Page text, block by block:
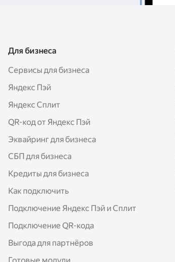
Для бизнеса
Сервисы для бизнеса
Яндекс Пэй
Яндекс Сплит
QR-код от Яндекс Пэй
Эквайринг для бизнеса
СБП для бизнеса
Кредиты для бизнеса
Как подключить
Подключение Яндекс Пэй и Сплит
Подключение QR-кода
Выгода для партнёров